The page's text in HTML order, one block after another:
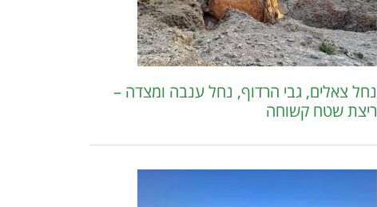
נחל צאלים, גבי הרדוף, נחל ענבה ומצדה –
ריצת שטח קשוחה